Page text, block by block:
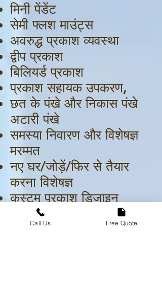
मिनी पेंडेंट
सेमी फ्लश माउंट्स
अवरुद्ध प्रकाश व्यवस्था
द्वीप प्रकाश
बिलियर्ड प्रकाश
प्रकाश सहायक उपकरण,
छत के पंखे और निकास पंखे
अटारी पंखे
समस्या निवारण और विशेषज्ञ
मरम्मत
नए घर/जोड़ें/फिर से तैयार
करना विशेषज्ञ
कस्टम प्रकाश डिजाइन
धंसा हुआ कैन लाइटिंग
सुरक्षा लाइटिंग / लैंडस्केप
Call Us Free Quote